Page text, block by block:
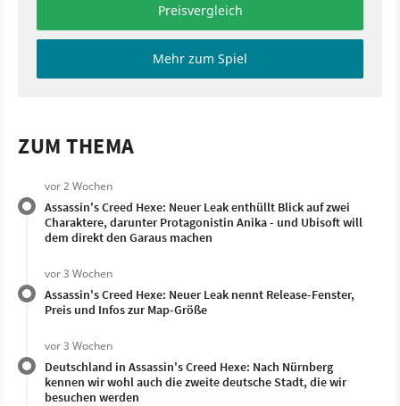
Preisvergleich
Mehr zum Spiel
ZUM THEMA
vor 2 Wochen
Assassin's Creed Hexe: Neuer Leak enthüllt Blick auf zwei
Charaktere, darunter Protagonistin Anika - und Ubisoft will
dem direkt den Garaus machen
vor 3 Wochen
Assassin's Creed Hexe: Neuer Leak nennt Release-Fenster,
Preis und Infos zur Map-Größe
vor 3 Wochen
Deutschland in Assassin's Creed Hexe: Nach Nürnberg
kennen wir wohl auch die zweite deutsche Stadt, die wir
besuchen werden